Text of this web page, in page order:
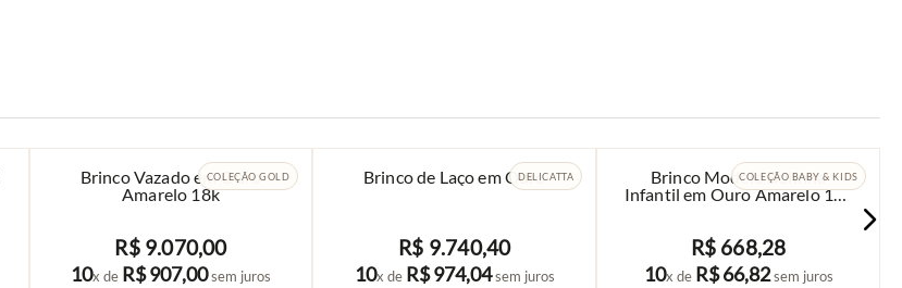
COLEÇÃO GOLD
Brinco Vazado em Ouro
Amarelo 18k
R$ 9.070,00
10x de R$907,00sem juros
COMPRAR
DELICATTA
Brinco de Laço em Ouro
R$ 9.740,40
10x de R$974,04sem juros
COMPRAR
COLEÇÃO BABY & KIDS
Brinco Modelo Bolinha
Infantil em Ouro Amarelo 18k
R$ 668,28
10x de R$ 66,82sem juros
COMPRAR